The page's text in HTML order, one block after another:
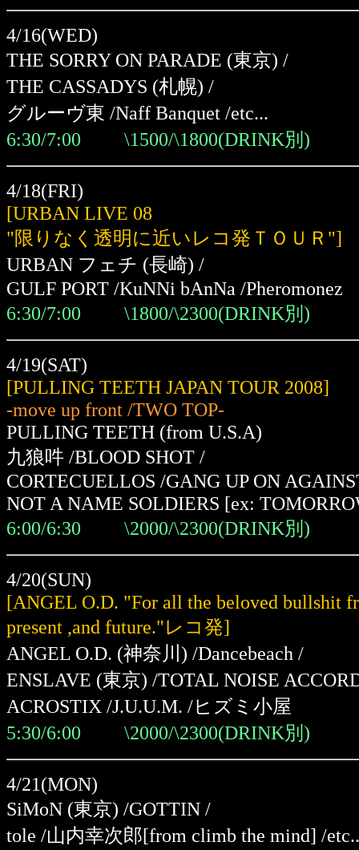
4/16(WED)
THE SORRY ON PARADE (東京) /
THE CASSADYS (札幌) /
グルーヴ東 /Naff Banquet /etc...
6:30/7:00 \1500/\1800(DRINK別)
4/18(FRI)
[URBAN LIVE 08
"限りなく透明に近いレコ発ＴＯＵＲ"]
URBAN フェチ (長崎) /
GULF PORT /KuNNi bAnNa /Pheromonez
6:30/7:00 \1800/\2300(DRINK別)
4/19(SAT)
[PULLING TEETH JAPAN TOUR 2008]
-move up front /TWO TOP-
PULLING TEETH (from U.S.A)
九狼吽 /BLOOD SHOT /
CORTECUELLOS /GANG UP ON
NOT A NAME SOLDIERS [ex:
6:00/6:30 \2000/\2300(DRINK別)
4/20(SUN)
[ANGEL O.D. "For all the beloved bullshit
present ,and future."レコ発]
ANGEL O.D. (神奈川) /Dancebeach /
ENSLAVE (東京) /TOTAL NOISE
ACROSTIX /J.U.U.M. /ヒズミ小屋
5:30/6:00 \2000/\2300(DRINK別)
4/21(MON)
SiMoN (東京) /GOTTIN /
tole /山内幸次郎[from climb the mind] /